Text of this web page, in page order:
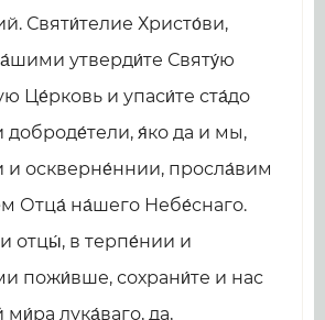
Святи́телие Христо́ви,
утверди́те Святу́ю
Це́рковь и упаси́те ста́до
доброде́тели, я́ко да и мы,
и оскверне́ннии, просла́вим
Отца́ на́шего Небе́снаго.
отцы́, в терпе́нии и
пожи́вше, сохрани́те и нас
ми́ра лука́ваго, да,